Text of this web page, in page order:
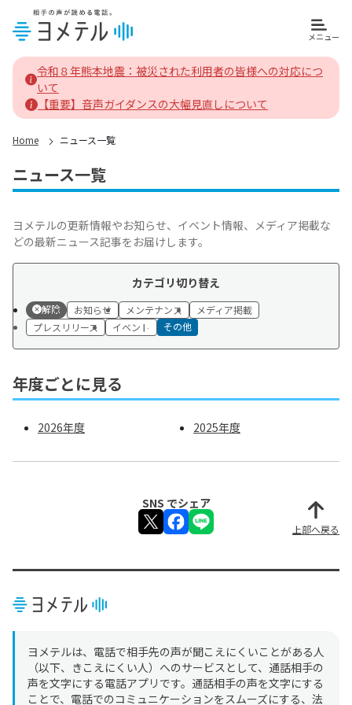
メニュー
令和８年熊本地震：被災された利用者の皆様への対応につ
いて
【重要】音声ガイダンスの大幅見直しについて
Home ニュース一覧
ニュース一覧
ヨメテルの更新情報やお知らせ、イベント情報、メディア掲載な
どの最新ニュース記事をお届けします。
カテゴリ切り替え
解除 お知らせ メンテナンス
メディア掲載
プレスリリース
イベント その他
年度ごとに見る
2026年度 2025年度
SNS でシェア
上部へ戻る
ヨメテルは、電話で相手先の声が聞こえにくいことがある人
（以下、きこえにくい人）へのサービスとして、通話相手の
声を文字にする電話アプリです。通話相手の声を文字にする
ことで、電話でのコミュニケーションをスムーズにする、法